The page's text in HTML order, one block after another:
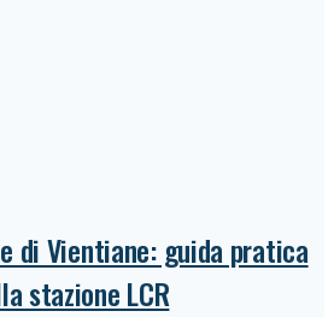
di Vientiane: guida pratica
stazione LCR